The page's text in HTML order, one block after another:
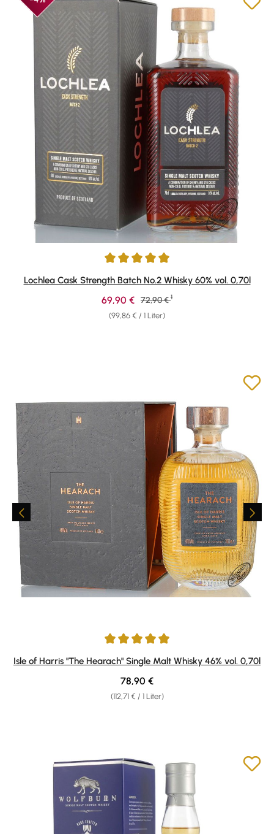
Durchschnittliche Bewertung von 5 von 5 Sternen
Lochlea Cask Strength Batch No.2 Whisky 60% vol. 0,70l
(99,86 € / 1 Liter)
Verkaufspreis:
69,90 € Regulärer Preis:
72,90 € 1
Durchschnittliche Bewertung von 5 von 5 Sternen
Isle of Harris "The Hearach" Single Malt Whisky 46% vol. 0,70l
(112,71 € / 1 Liter)
Regulärer Preis:
78,90 €